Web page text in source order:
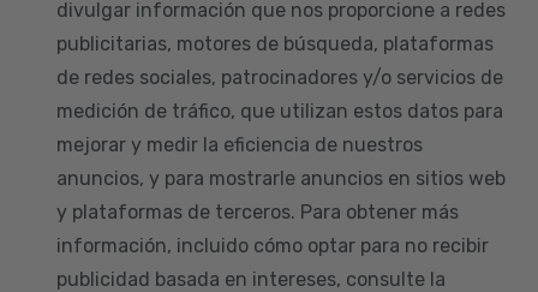
divulgar información que nos proporcione a redes
publicitarias, motores de búsqueda, plataformas
de redes sociales, patrocinadores y/o servicios de
medición de tráfico, que utilizan estos datos para
mejorar y medir la eficiencia de nuestros
anuncios, y para mostrarle anuncios en sitios web
y plataformas de terceros. Para obtener más
información, incluido cómo optar para no recibir
publicidad basada en intereses, consulte la